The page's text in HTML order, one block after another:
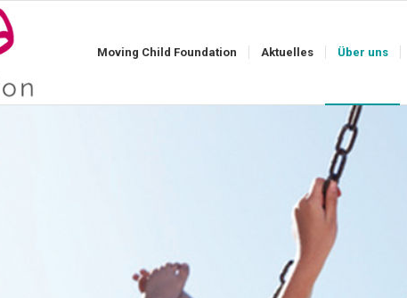
Moving Child Foundation Aktuelles Über uns